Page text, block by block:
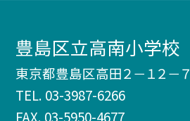
豊島区立高南小学校
東京都豊島区高田２－１２－７
TEL. 03-3987-6266
FAX. 03-5950-4677